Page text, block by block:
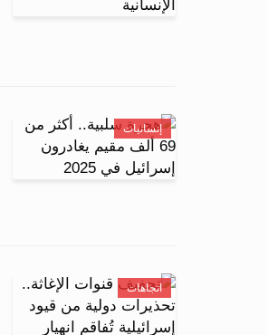
إنسانيات
اتجاهات